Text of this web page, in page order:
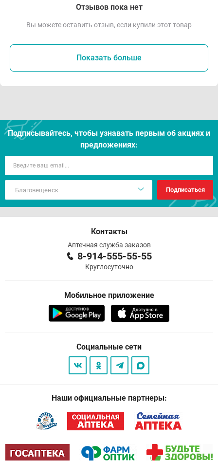
Отзывов пока нет
Вы можете оставить отзыв, если купили этот товар
Показать больше
Подписывайтесь, чтобы узнавать первым об акцияx и
предложениях:
Подписаться
Контакты
Аптечная служба заказов
8-914-555-55-55
Круглосуточно
Мобильное приложение
Социальные сети
Наши официальные партнеры: